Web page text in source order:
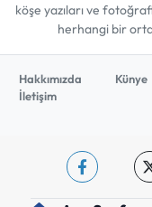
köşe yazıları ve
herhangi bir
Hakkımızda
Künye
İletişim